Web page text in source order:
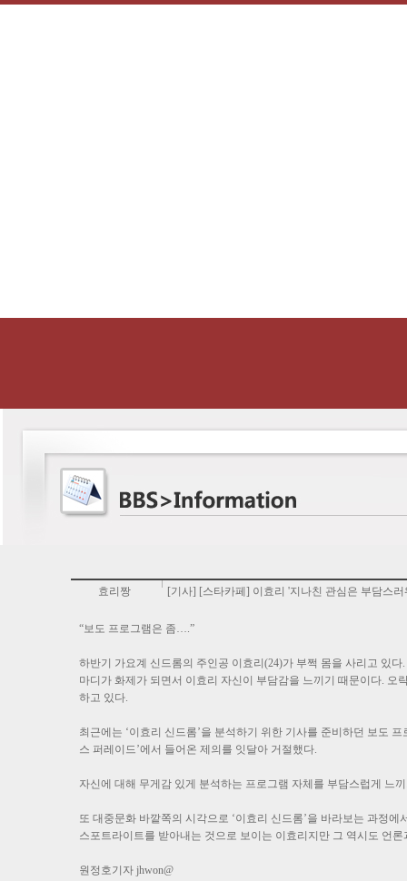
효리짱 [기사] [스타카페] 이효리 '지나친 관심은 부담스러
“보도 프로그램은 좀….”
하반기 가요계 신드롬의 주인공 이효리(24)가 부쩍 몸을 사리고 있
마디가 화제가 되면서 이효리 자신이 부담감을 느끼기 때문이다. 오
하고 있다.
최근에는 ‘이효리 신드롬’을 분석하기 위한 기사를 준비하던 보도
스 퍼레이드’에서 들어온 제의를 잇달아 거절했다.
자신에 대해 무게감 있게 분석하는 프로그램 자체를 부담스럽게 느
또 대중문화 바깥쪽의 시각으로 ‘이효리 신드롬’을 바라보는 과정
스포트라이트를 받아내는 것으로 보이는 이효리지만 그 역시도 언
원정호기자 jhwon@